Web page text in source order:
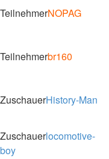
TeilnehmerNOPAG
Teilnehmerbr160
ZuschauerHistory-Man
Zuschauerlocomotive-
boy